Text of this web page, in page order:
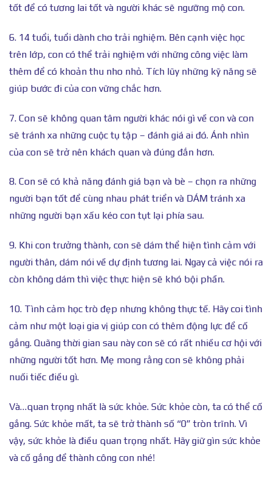
tốt để có tương lai tốt và người khác sẽ ngưỡng mộ con.
6. 14 tuổi, tuổi dành cho trải nghiệm. Bên cạnh việc học
trên lớp, con có thể trải nghiệm với những công việc làm
thêm để có khoản thu nho nhỏ. Tích lũy những kỹ năng sẽ
giúp bước đi của con vững chắc hơn.
7. Con sẽ không quan tâm người khác nói gì về con và con
sẽ tránh xa những cuộc tụ tập – đánh giá ai đó. Ánh nhìn
của con sẽ trở nên khách quan và đúng đắn hơn.
8. Con sẽ có khả năng đánh giá bạn và bè – chọn ra những
người bạn tốt để cùng nhau phát triển và DÁM tránh xa
những người bạn xấu kéo con tụt lại phía sau.
9. Khi con trưởng thành, con sẽ dám thể hiện tình cảm với
người thân, dám nói về dự định tương lai. Ngay cả việc nói ra
còn không dám thì việc thực hiện sẽ khó bội phần.
10. Tình cảm học trò đẹp nhưng không thực tế. Hãy coi tình
cảm như một loại gia vị giúp con có thêm động lực để cố
gắng. Quãng thời gian sau này con sẽ có rất nhiều cơ hội với
những người tốt hơn. Mẹ mong rằng con sẽ không phải
nuối tiếc điều gì.
Và…quan trọng nhất là sức khỏe. Sức khỏe còn, ta có thể cố
gắng. Sức khỏe mất, ta sẽ trở thành số “0” tròn trĩnh. Vì
vậy, sức khỏe là điều quan trọng nhất. Hãy giữ gìn sức khỏe
và cố gắng để thành công con nhé!